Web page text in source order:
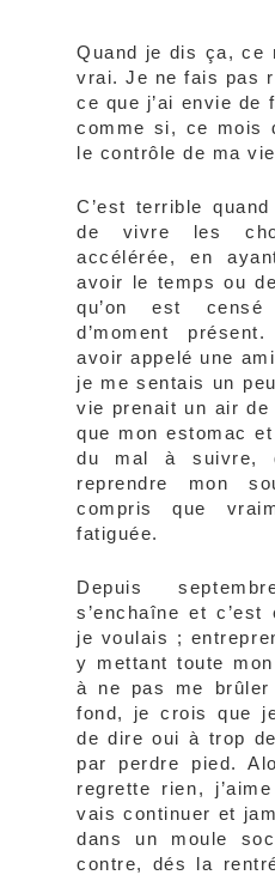
Quand je dis ça, ce
vrai. Je ne fais pas
ce que j’ai envie de
comme si, ce mois
le contrôle de ma
C’est terrible
de vivre les
accélérée, en
avoir le temps ou
qu’on est
d’moment
avoir appelé une
je me sentais un
vie prenait un air de
que mon estomac
du mal à suivre,
reprendre mon
compris que
fatiguée.
Depuis
s’enchaîne et
je voulais ;
y mettant toute
à ne pas me
fond, je crois que
de dire oui à trop
par perdre pied.
regrette rien,
vais continuer et
dans un moule
contre, dés la